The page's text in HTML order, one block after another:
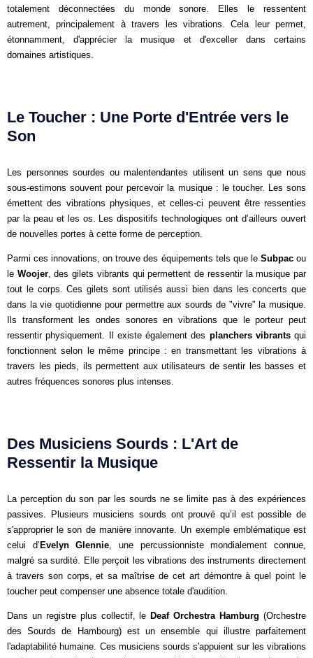
totalement déconnectées du monde sonore. Elles le ressentent
autrement, principalement à travers les vibrations. Cela leur permet,
étonnamment, d'apprécier la musique et d'exceller dans certains
domaines artistiques.
Le Toucher : Une Porte d'Entrée vers le
Son
Les personnes sourdes ou malentendantes utilisent un sens que nous
sous-estimons souvent pour percevoir la musique : le toucher. Les sons
émettent des vibrations physiques, et celles-ci peuvent être ressenties
par la peau et les os. Les dispositifs technologiques ont d’ailleurs ouvert
de nouvelles portes à cette forme de perception.
Parmi ces innovations, on trouve des équipements tels que le Subpacou
le Woojer, des gilets vibrants qui permettent de ressentir la musique par
tout le corps. Ces gilets sont utilisés aussi bien dans les concerts que
dans la vie quotidienne pour permettre aux sourds de "vivre" la musique.
Ils transforment les ondes sonores en vibrations que le porteur peut
ressentir physiquement. Il existe également des planchers vibrantsqui
fonctionnent selon le même principe : en transmettant les vibrations à
travers les pieds, ils permettent aux utilisateurs de sentir les basses et
autres fréquences sonores plus intenses.
Des Musiciens Sourds : L'Art de
Ressentir la Musique
La perception du son par les sourds ne se limite pas à des expériences
passives. Plusieurs musiciens sourds ont prouvé qu’il est possible de
s'approprier le son de manière innovante. Un exemple emblématique est
celui d’ Evelyn Glennie , une percussionniste mondialement connue,
malgré sa surdité. Elle perçoit les vibrations des instruments directement
à travers son corps, et sa maîtrise de cet art démontre à quel point le
toucher peut compenser une absence totale d'audition.
Dans un registre plus collectif, le Deaf Orchestra Hamburg (Orchestre
des Sourds de Hambourg) est un ensemble qui illustre parfaitement
l'adaptabilité humaine. Ces musiciens sourds s'appuient sur les vibrations